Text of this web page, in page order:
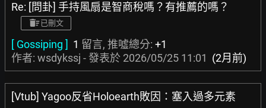
Re: [問卦] 手持風扇是智商稅嗎？有推薦的嗎？
已刪文
[ Gossiping ] 1 留言, 推噓總分: +1
作者: wsdykssj - 發表於 2026/05/25 11:01 (2月前)
[Vtub] Yagoo反省Holoearth敗因：塞入過多元素